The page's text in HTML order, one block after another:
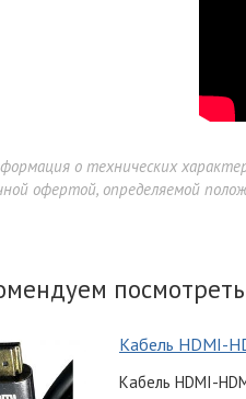
о технических
офертой, определяемой
посмотреть
Кабель HDMI-
Кабель HDMI-